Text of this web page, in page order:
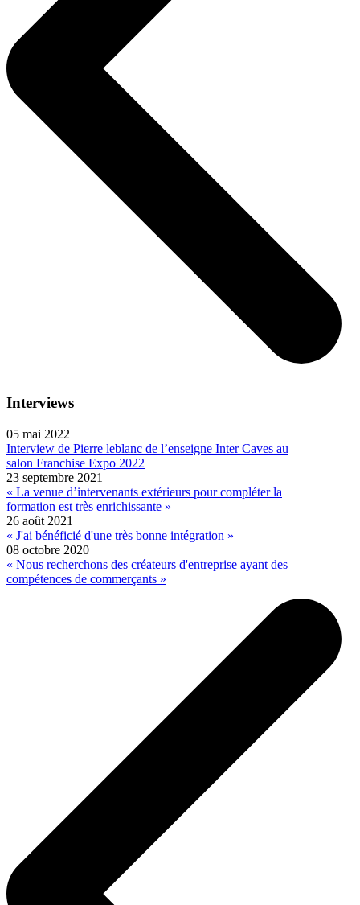
Interviews
05 mai 2022
Interview de Pierre leblanc de l’enseigne Inter Caves au
salon Franchise Expo 2022
23 septembre 2021
« La venue d’intervenants extérieurs pour compléter la
formation est très enrichissante »
26 août 2021
« J'ai bénéficié d'une très bonne intégration »
08 octobre 2020
« Nous recherchons des créateurs d'entreprise ayant des
compétences de commerçants »